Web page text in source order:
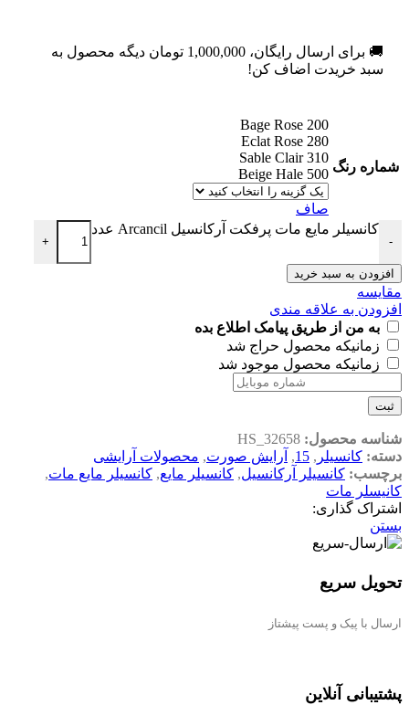
🚚 برای ارسال رایگان، 1,000,000 تومان دیگه محصول به
سبد خریدت اضاف کن!
شماره رنگ
200 Bage Rose
280 Eclat Rose
310 Sable Clair
500 Beige Hale
صاف
-
کانسیلر مایع مات پرفکت آرکانسیل Arcancil عدد
+
افزودن به سبد خرید
مقایسه
افزودن به علاقه مندی
به من از طریق پیامک اطلاع بده
زمانیکه محصول حراج شد
زمانیکه محصول موجود شد
ثبت
شناسه محصول: HS_32658
دسته: کانسیلر ,
15
, آرایش صورت, محصولات آرایشی
برچسب: کانسیلر آرکانسیل, کانسیلر مایع, کانسیلر مایع مات,
کانیسلر مات
اشتراک گذاری:
بستن
تحویل سریع
ارسال با پیک و پست پیشتاز
پشتیبانی آنلاین